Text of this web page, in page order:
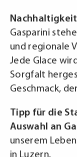
Gasparini
und regionale
Jede Glace
Sorgfalt
Geschmack,
Tipp für die
Auswahl an
unserem
in Luzern.